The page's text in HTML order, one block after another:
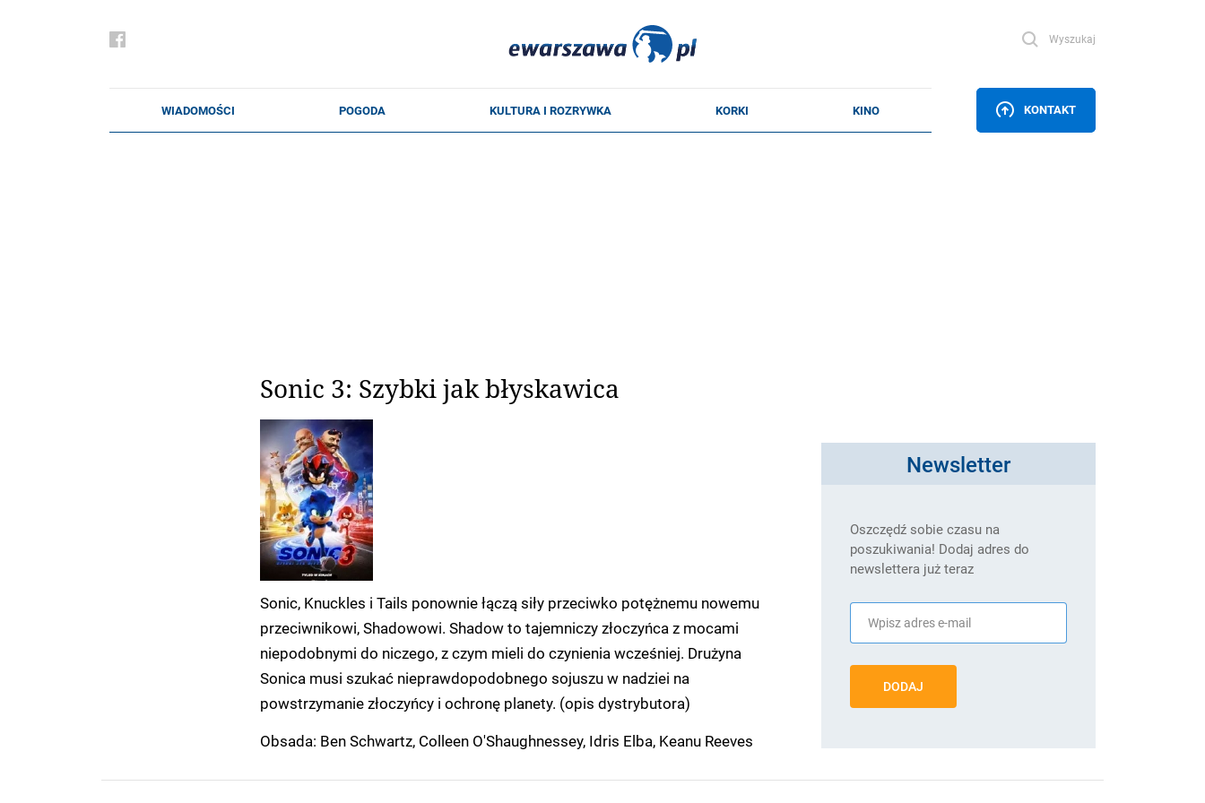
Wyszukaj
KONTAKT
Sonic 3: Szybki jak błyskawica
Sonic, Knuckles i Tails ponownie łączą siły przeciwko potężnemu nowemu
przeciwnikowi, Shadowowi. Shadow to tajemniczy złoczyńca z mocami
niepodobnymi do niczego, z czym mieli do czynienia wcześniej. Drużyna
Sonica musi szukać nieprawdopodobnego sojuszu w nadziei na
powstrzymanie złoczyńcy i ochronę planety. (opis dystrybutora)
Obsada: Ben Schwartz, Colleen O'Shaughnessey, Idris Elba, Keanu Reeves
Newsletter
Oszczędź sobie czasu na
poszukiwania! Dodaj adres do
newslettera już teraz
DODAJ